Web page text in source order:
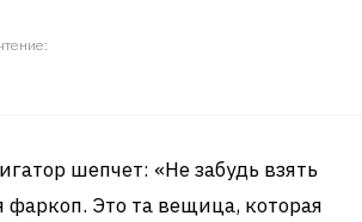
шепчет: «Не забудь взять
фаркоп. Это та вещица, которая